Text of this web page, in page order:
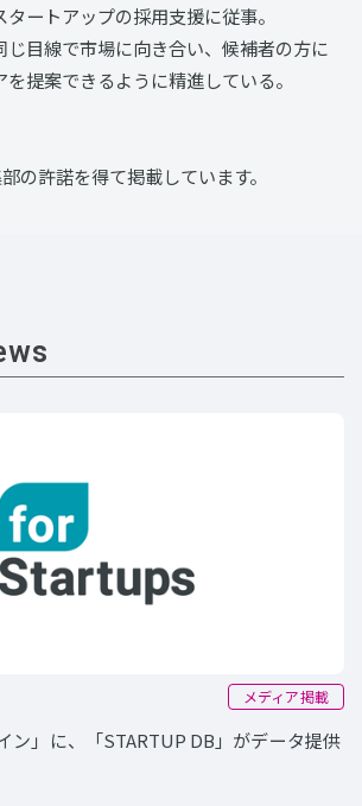
ートアップの採用支援に従事。
目線で市場に向き合い、候補者の方に
提案できるように精進している。
の許諾を得て掲載しています。
メディア掲載
ン」に、「STARTUP DB」がデータ提供